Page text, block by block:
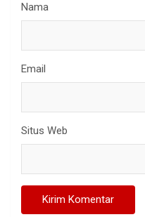
Nama
Email
Situs Web